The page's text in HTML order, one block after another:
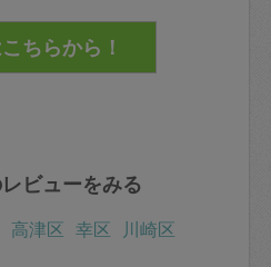
ビューをみる
高津区 幸区
川崎区